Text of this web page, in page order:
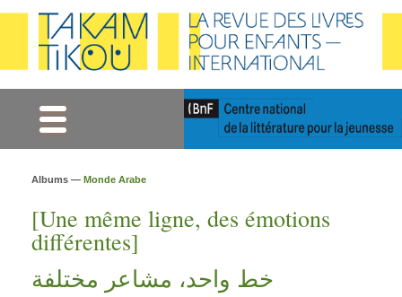
Albums — Monde Arabe
[Une même ligne, des émotions
différentes]
خط واحد، مشاعر مختلفة